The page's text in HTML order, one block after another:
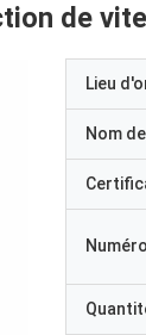
de
Lieu
Nom